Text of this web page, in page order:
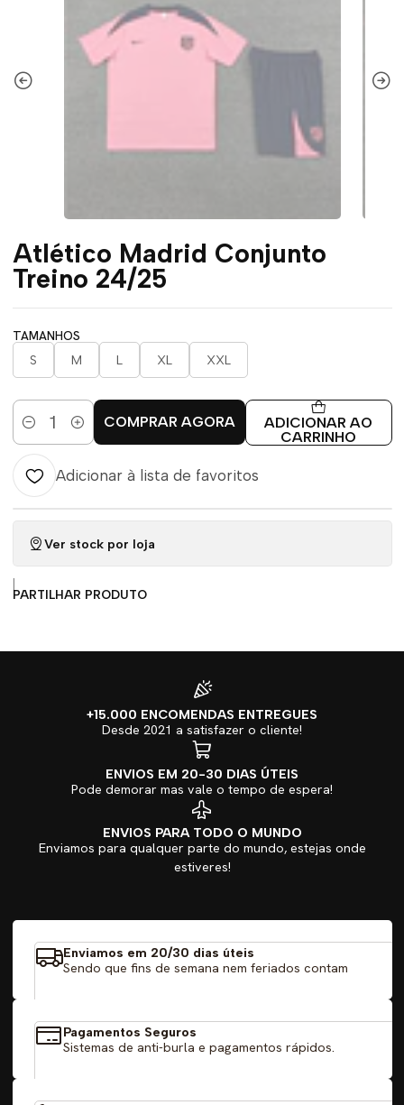
Atlético Madrid Conjunto
Treino 24/25
TAMANHOS
S
M L XL XXL
Quantidade
ADICIONAR AO
CARRINHO
COMPRAR AGORA
Adicionar à lista de favoritos
Ver stock por loja
|
PARTILHAR PRODUTO
+15.000 ENCOMENDAS ENTREGUES
Desde 2021 a satisfazer o cliente!
ENVIOS EM 20-30 DIAS ÚTEIS
Pode demorar mas vale o tempo de espera!
ENVIOS PARA TODO O MUNDO
Enviamos para qualquer parte do mundo, estejas onde
estiveres!
Enviamos em 20/30 dias úteis
Sendo que fins de semana nem feriados contam
Pagamentos Seguros
Sistemas de anti-burla e pagamentos rápidos.